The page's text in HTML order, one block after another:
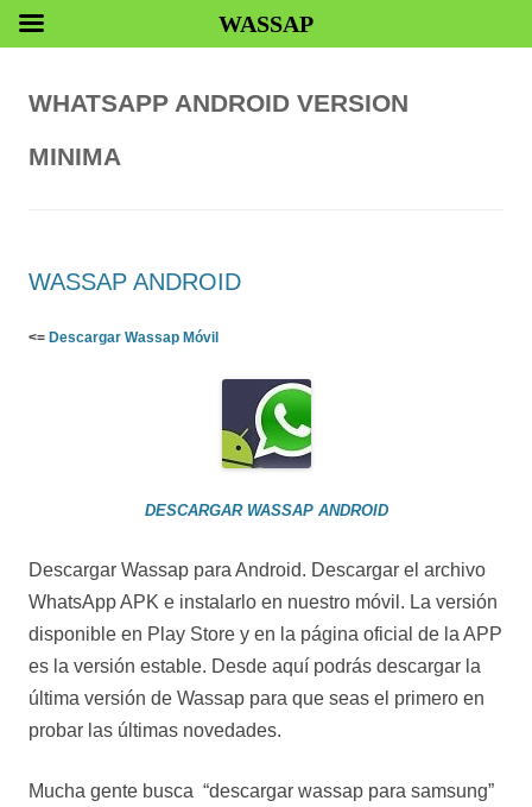
WHATSAPP ANDROID VERSION
MINIMA
WASSAP ANDROID
<= Descargar Wassap Móvil
DESCARGAR WASSAP ANDROID
Descargar Wassap para Android. Descargar el archivo
WhatsApp APK e instalarlo en nuestro móvil. La versión
disponible en Play Store y en la página oficial de la APP
es la versión estable. Desde aquí podrás descargar la
última versión de Wassap para que seas el primero en
probar las últimas novedades.
Mucha gente busca “descargar wassap para samsung”
WASSAP